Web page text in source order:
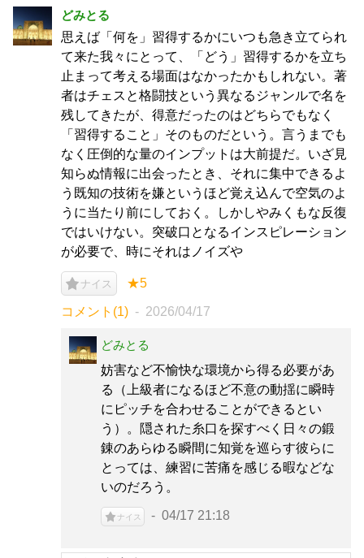
どみとる
思えば「何を」習得するかにいつも急き立てられ
て来た我々にとって、「どう」習得するかを立ち
止まって考える場面はなかったかもしれない。著
者はチェスと格闘技という異なるジャンルで名を
残してきたが、得意だったのはどちらでもなく
「習得すること」そのものだという。言うまでも
なく圧倒的な量のインプットは大前提だ。いざ見
知らぬ情報に出会ったとき、それに集中できるよ
う既知の技術を嫌というほど覚え込んで空気のよ
うに当たり前にしておく。しかしやみくもな反復
ではいけない。突破口となるインスピレーション
が必要で、時にそれはノイズや
ナイス ★5
コメント(1) 2026/04/17
どみとる
妨害など不愉快な環境から得る必要があ
る（上級者になるほど不意の動揺に瞬時
にピッチを合わせることができるとい
う）。隠された糸口を探すべく日々の鍛
錬のあらゆる瞬間に知覚を巡らす彼らに
とっては、練習に苦痛を感じる暇などな
いのだろう。
ナイス 04/17 21:18